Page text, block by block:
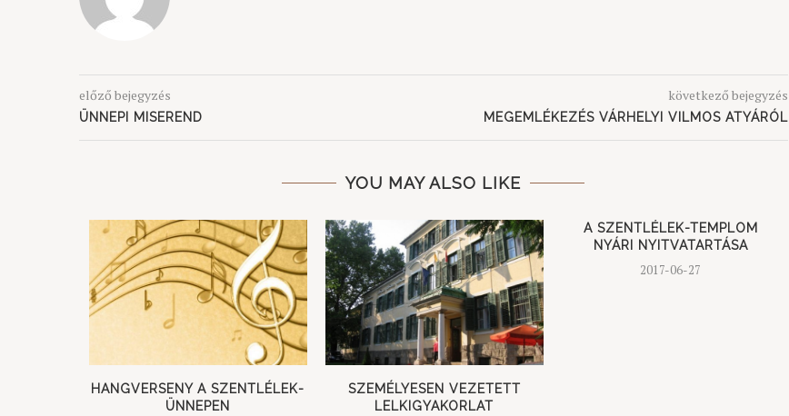
előző bejegyzés
ÜNNEPI MISEREND
következő bejegyzés
MEGEMLÉKEZÉS VÁRHELYI VILMOS ATYÁRÓL
YOU MAY ALSO LIKE
HANGVERSENY A SZENTLÉLEK-
ÜNNEPEN
SZEMÉLYESEN VEZETETT
LELKIGYAKORLAT
A SZENTLÉLEK-TEMPLOM
NYÁRI NYITVATARTÁSA
2017-06-27